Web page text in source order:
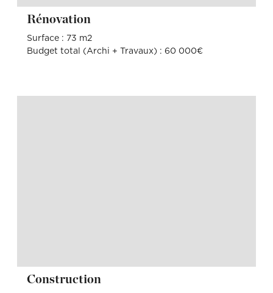
Rénovation
Surface : 73 m2
Budget total (Archi + Travaux) : 60 000€
Construction